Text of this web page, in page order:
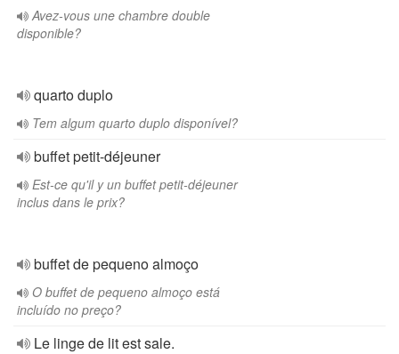
Avez-vous une chambre double
disponible?
quarto duplo
Tem algum quarto duplo disponível?
buffet petit-déjeuner
Est-ce qu'il y un buffet petit-déjeuner
inclus dans le prix?
buffet de pequeno almoço
O buffet de pequeno almoço está
incluído no preço?
Le linge de lit est sale.